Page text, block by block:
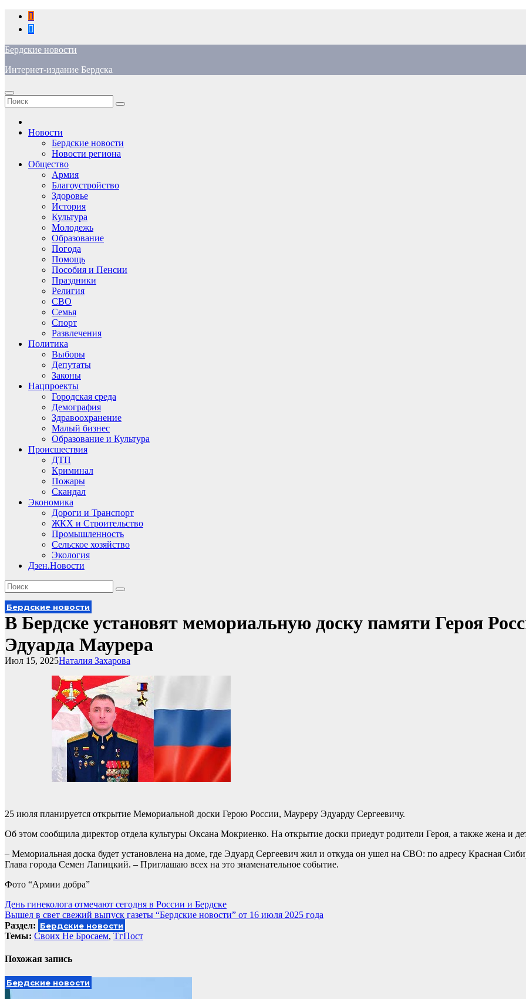
Перейти
содержимому
Бердские новости
Интернет-издание Бердска
Новости
Бердские новости
Новости региона
Общество
Армия
Благоустройство
Здоровье
История
Культура
Молодежь
Образование
Погода
Помощь
Пособия и Пенсии
Праздники
Религия
СВО
Семья
Спорт
Развлечения
Политика
Выборы
Депутаты
Законы
Нацпроекты
Городская среда
Демография
Здравоохранение
Малый бизнес
Образование и Культура
Происшествия
ДТП
Криминал
Пожары
Скандал
Экономика
Дороги и Транспорт
ЖКХ и Строительство
Промышленность
Сельское хозяйство
Экология
Дзен.Новости
Бердские новости
В Бердске установят мемориальную доску памяти Героя
Эдуарда Маурера
Наталия Захарова
Июл 15, 2025
25 июля планируется открытие Мемориальной доски Герою России, Мауреру Эдуарду Сергеевичу.
Об этом сообщила директор отдела культуры Оксана Мокриенко. На открытие доски приедут родители Героя, а также жена и
– Мемориальная доска будет установлена на доме, где Эдуард Сергеевич жил и откуда он ушел на СВО: по адресу Красная
Глава города Семен Лапицкий. – Приглашаю всех на это знаменательное событие.
Фото “Армии добра”
Навигация
по
записям
День гинеколога отмечают сегодня в России и Бердске
Вышел в свет свежий выпуск газеты “Бердские новости” от 16 июля 2025 года
Раздел: Бердские новости
Темы: Своих Не Бросаем, ТгПост
Похожая запись
Бердские новости